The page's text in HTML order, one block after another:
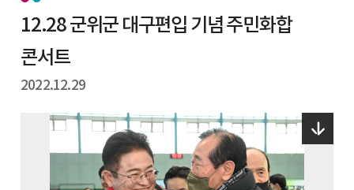
12.28 군위군 대구편입 기념 주민화합
콘서트
2022.12.29